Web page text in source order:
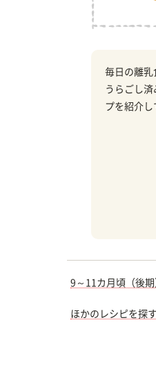
毎日の離乳
うらごし
プを紹介し
9～11カ月頃（後
ほかのレシピを探す